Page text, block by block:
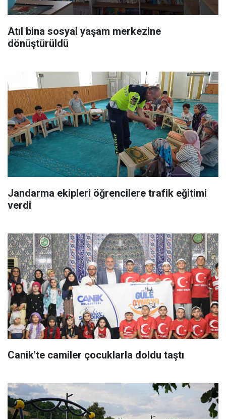
Atıl bina sosyal yaşam merkezine
dönüştürüldü
Jandarma ekipleri öğrencilere trafik eğitimi
verdi
Canik'te camiler çocuklarla doldu taştı